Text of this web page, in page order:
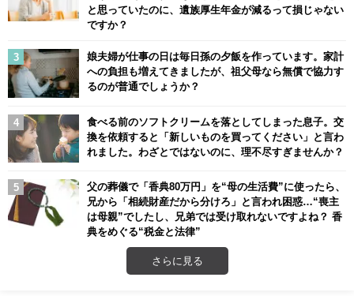
と思っていたのに、遺族厚生年金が減るって損じゃない
ですか？
娘夫婦が仕事の日は毎日孫の夕飯を作っています。家計
への負担も増えてきましたが、祖父母なら無償で協力す
るのが普通でしょうか？
食べる前のソフトクリームを落としてしまった息子。交
換を依頼すると「新しいものを買ってください」と言わ
れました。わざとではないのに、理不尽すぎませんか？
父の葬儀で「香典80万円」を“母の生活費”に使ったら、
兄から「相続財産だから分けろ」と言われ困惑…“喪主
は母親”でしたし、兄弟では受け取れないですよね？ 香
典をめぐる“税金と法律”
さらに見る